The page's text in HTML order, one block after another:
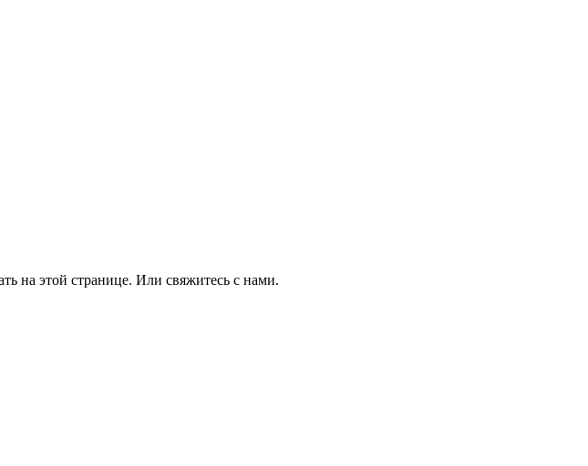
на этой странице. Или свяжитесь с нами.